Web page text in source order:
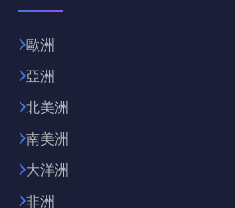
歐洲
亞洲
北美洲
南美洲
大洋洲
非洲